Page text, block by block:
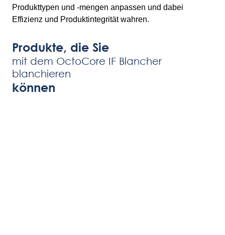
Produkttypen und -mengen anpassen und dabei
Effizienz und Produktintegrität wahren.
Produkte, die Sie
mit dem OctoCore IF Blancher
blanchieren
können